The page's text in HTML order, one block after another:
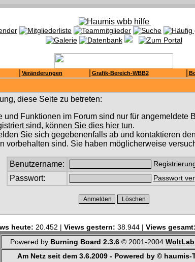
Veränderungen Grafik-Bereich-WBB2
diese Seite zu betreten:
Funktionen im Forum sind nur für
sind, können Sie dies hier tun.
Sie sich gegebenenfalls ab und kontaktieren
vorbehalten sind. Sie haben möglicherweise
Benutzername:
Passwort: Passwort
heute: 20.452 | Views gestern: 38.944 | Views gesamt:
Powered by Burning Board 2.3.6© 2001-2004
Am Netz seit dem 3.6.2009 - Powered by © haumis-